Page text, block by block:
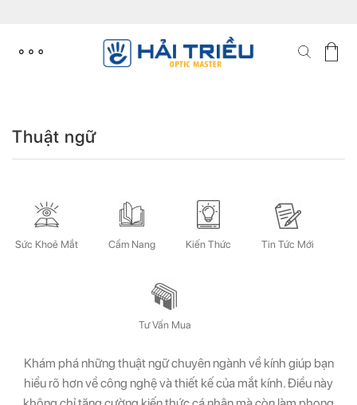
content
Thuật ngữ
Sức Khoẻ Mắt Cẩm Nang Kiến Thức Tin Tức Mới
Tư Vấn Mua
Khám phá những thuật ngữ chuyên ngành về kính giúp bạn
hiểu rõ hơn về công nghệ và thiết kế của mắt kính. Điều này